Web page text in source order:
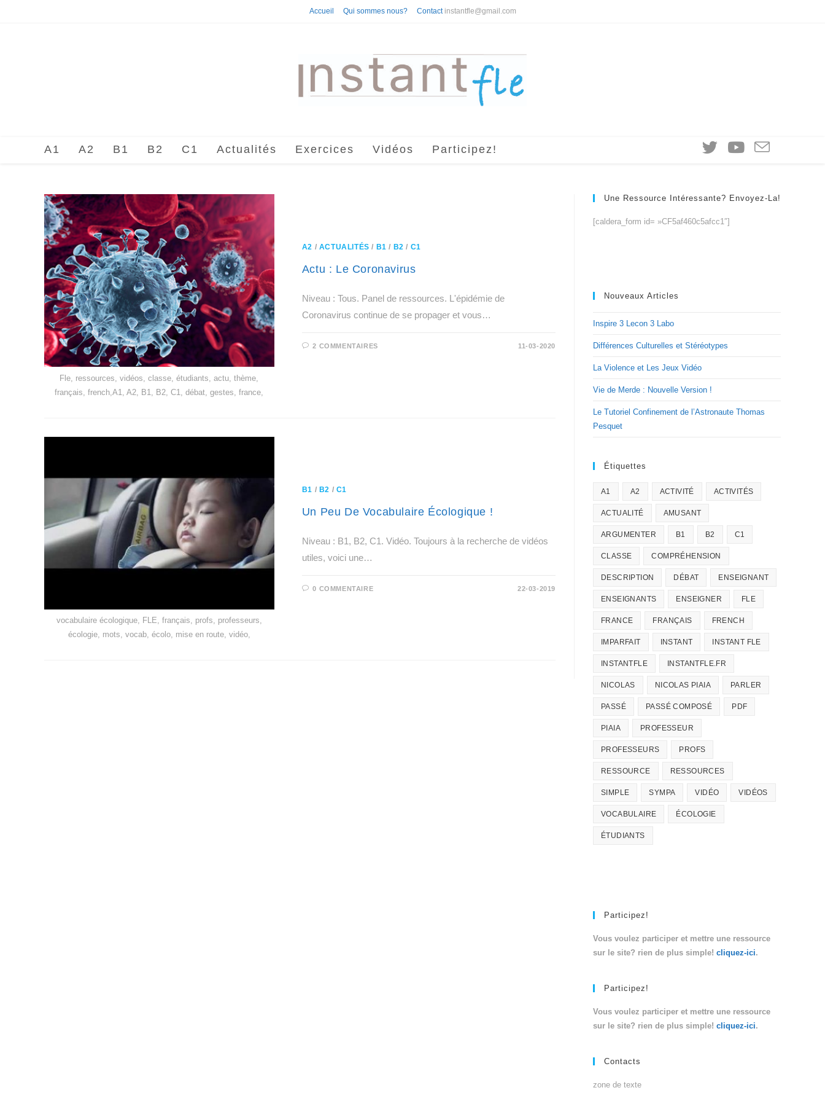
Accueil Qui sommes nous? Contact instantfle@gmail.com
A1 A2 B1 B2 C1 Actualités Exercices Vidéos Participez!
Fle, ressources, vidéos, classe, étudiants, actu, thème,
français, french,A1, A2, B1, B2, C1, débat, gestes, france,
A2 / ACTUALITÉS / B1 / B2 / C1
Actu : Le Coronavirus
Niveau : Tous. Panel de ressources. L'épidémie de
Coronavirus continue de se propager et vous…
2 COMMENTAIRES 11-03-2020
vocabulaire écologique, FLE, français, profs, professeurs,
écologie, mots, vocab, écolo, mise en route, vidéo,
B1 / B2 / C1
Un Peu De Vocabulaire Écologique !
Niveau : B1, B2, C1. Vidéo. Toujours à la recherche de vidéos
utiles, voici une…
0 COMMENTAIRE 22-03-2019
Une Ressource Intéressante? Envoyez-La!
[caldera_form id= »CF5af460c5afcc1″]
Nouveaux Articles
Inspire 3 Lecon 3 Labo
Différences Culturelles et Stéréotypes
La Violence et Les Jeux Vidéo
Vie de Merde : Nouvelle Version !
Le Tutoriel Confinement de l’Astronaute Thomas
Pesquet
Étiquettes
A1 A2 ACTIVITÉ ACTIVITÉS
ACTUALITÉ AMUSANT
ARGUMENTER B1 B2 C1
CLASSE COMPRÉHENSION
DESCRIPTION DÉBAT ENSEIGNANT
ENSEIGNANTS ENSEIGNER FLE
FRANCE FRANÇAIS FRENCH
IMPARFAIT INSTANT INSTANT FLE
INSTANTFLE INSTANTFLE.FR
NICOLAS NICOLAS PIAIA PARLER
PASSÉ PASSÉ COMPOSÉ PDF
PIAIA PROFESSEUR
PROFESSEURS PROFS
RESSOURCE RESSOURCES
SIMPLE SYMPA VIDÉO VIDÉOS
VOCABULAIRE ÉCOLOGIE
ÉTUDIANTS
Participez!
Vous voulez participer et mettre une ressource
sur le site? rien de plus simple! cliquez-ici.
Participez!
Vous voulez participer et mettre une ressource
sur le site? rien de plus simple! cliquez-ici.
Contacts
zone de texte